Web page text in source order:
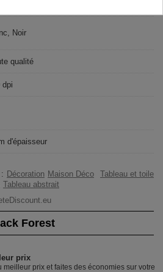
Noir
qualité
dpi
d'épaisseur
Décoration Maison Déco
Tableau et toile
Tableau abstrait
Forest
prix
prix et faites des économies sur votre